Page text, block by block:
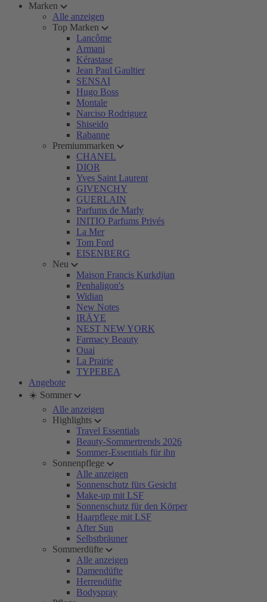
Marken
Alle anzeigen
Top Marken
Lancôme
Armani
Kérastase
Jean Paul Gaultier
SENSAI
Hugo Boss
Montale
Narciso Rodriguez
Shiseido
Rabanne
Premiummarken
CHANEL
DIOR
Yves Saint Laurent
GIVENCHY
GUERLAIN
Parfums de Marly
INITIO Parfums Privés
La Mer
Tom Ford
EISENBERG
Neu
Maison Francis Kurkdjian
Penhaligon's
Widian
New Notes
IRÄYE
NEST NEW YORK
Farmacy Beauty
Ouai
La Prairie
TYPEBEA
Angebote
☀️ Sommer
Alle anzeigen
Highlights
Travel Essentials
Beauty-Sommertrends 2026
Sommer-Essentials für ihn
Sonnenpflege
Alle anzeigen
Sonnenschutz fürs Gesicht
Make-up mit LSF
Sonnenschutz für den Körper
Haarpflege mit LSF
After Sun
Selbstbräuner
Sommerdüfte
Alle anzeigen
Damendüfte
Herrendüfte
Bodyspray